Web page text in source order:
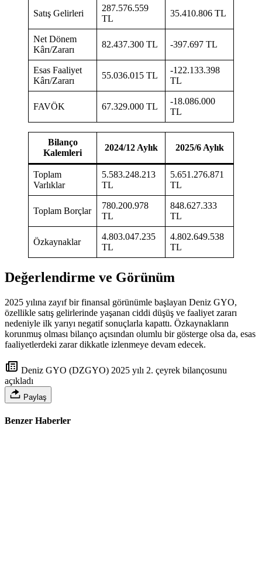
Satış Gelirleri
287.576.559
TL
35.410.806 TL
Net Dönem
Kârı/Zararı
82.437.300 TL -397.697 TL
Esas Faaliyet
Kârı/Zararı
55.036.015 TL
-122.133.398
TL
FAVÖK 67.329.000 TL
-18.086.000
TL
Bilanço
Kalemleri
2024/12 Aylık 2025/6 Aylık
Toplam
Varlıklar
5.583.248.213
TL
5.651.276.871
TL
Toplam Borçlar
780.200.978
TL
848.627.333
TL
Özkaynaklar
4.803.047.235
TL
4.802.649.538
TL
Değerlendirme ve Görünüm
2025 yılına zayıf bir finansal görünümle başlayan Deniz GYO,
özellikle satış gelirlerinde yaşanan ciddi düşüş ve faaliyet zararı
nedeniyle ilk yarıyı negatif sonuçlarla kapattı. Özkaynakların
korunmuş olması bilanço açısından olumlu bir gösterge olsa da, esas
faaliyetlerdeki zarar dikkatle izlenmeye devam edecek.
Deniz GYO (DZGYO) 2025 yılı 2. çeyrek bilançosunu
açıkladı
Paylaş
Benzer Haberler